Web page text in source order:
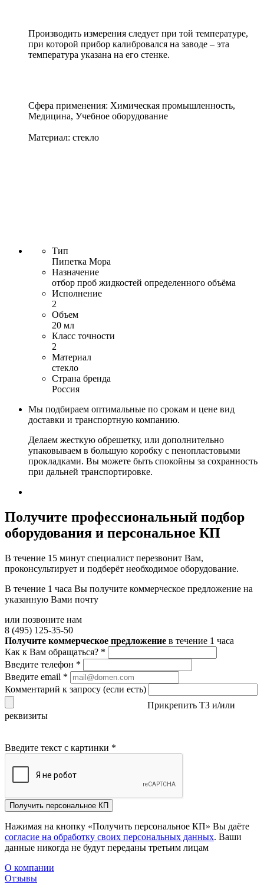
Производить измерения следует при той температуре,
при которой прибор калибровался на заводе – эта
температура указана на его стенке.
Сфера применения: Химическая промышленность,
Медицина, Учебное оборудование
Материал: стекло
Тип
Пипетка Мора
Назначение
отбор проб жидкостей определенного объёма
Исполнение
2
Объем
20 мл
Класс точности
2
Материал
стекло
Страна бренда
Россия
Мы подбираем оптимальные по срокам и цене вид
доставки и транспортную компанию.
Делаем жесткую обрешетку, или дополнительно
упаковываем в большую коробку с пенопластовыми
прокладками. Вы можете быть спокойны за сохранность
при дальней транспортировке.
Получите профессиональный подбор
оборудования и персональное КП
В течение 15 минут специалист перезвонит Вам,
проконсультирует и подберёт необходимое оборудование.
В течение 1 часа Вы получите коммерческое предложение на
указанную Вами почту
или позвоните нам
8 (495) 125-35-50
Получите коммерческое предложение в течение 1 часа
Как к Вам обращаться? *
Введите телефон *
Введите email *
Комментарий к запросу (если есть)
Прикрепить ТЗ и/или
реквизиты
Введите текст с картинки *
Получить персональное КП
Нажимая на кнопку «Получить персональное КП» Вы даёте
согласие на обработку своих персональных данных. Ваши
данные никогда не будут переданы третьим лицам
О компании
Отзывы